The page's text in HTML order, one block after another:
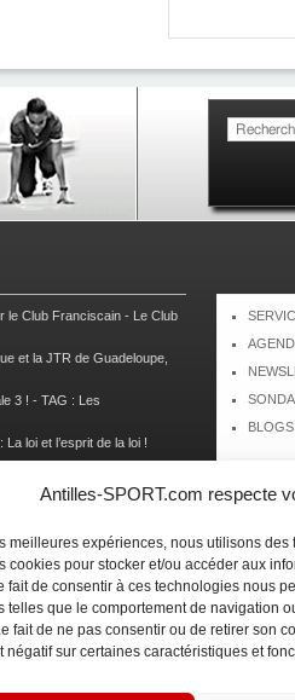
Antilles-SPORT.com respecte
meilleures expériences, nous utilisons des
cookies pour stocker et/ou accéder aux
fait de consentir à ces technologies nous
telles que le comportement de navigation
fait de ne pas consentir ou de retirer son
négatif sur certaines caractéristiques et
le Club Franciscain - Le Club
et la JTR de Guadeloupe,
3 ! - TAG : Les
La loi et l’esprit de la loi !
Damien Urcel out
le 9e rallye du Pays Marie-
le signe de la chaleur et
du Trail des Trésors-
113 X-Trem
BLOGS